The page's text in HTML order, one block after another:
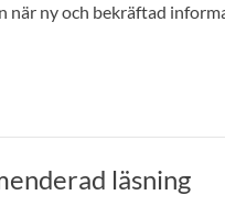
när ny och bekräftad
läsning